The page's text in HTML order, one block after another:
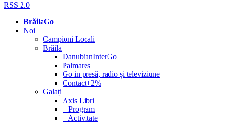
RSS 2.0
BrăilaGo
Noi
Campioni Locali
Brăila
DanubianInterGo
Palmares
Go in presă, radio și televiziune
Contact+2%
Galați
Axis Libri
– Program
– Activitate